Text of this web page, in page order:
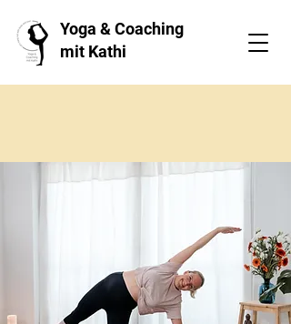
Yoga & Coaching
mit Kathi